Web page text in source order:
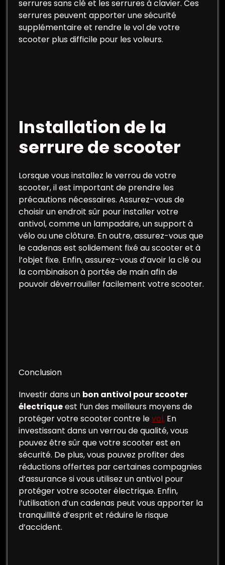
serrures sans clé et les serrures à clavier. Ces
serrures peuvent apporter une sécurité
supplémentaire et rendre le vol de votre
scooter plus difficile pour les voleurs.
Installation de la
serrure de scooter
Lorsque vous installez le verrou de votre
scooter, il est important de prendre les
précautions nécessaires. Assurez-vous de
choisir un endroit sûr pour installer votre
antivol, comme un lampadaire, un support à
vélo ou une clôture. En outre, assurez-vous que
le cadenas est solidement fixé au scooter et à
l’objet fixe. Enfin, assurez-vous d’avoir la clé ou
la combinaison à portée de main afin de
pouvoir déverrouiller facilement votre scooter.
Conclusion
Investir dans un bon antivol pour scooter
électriqueest l’un des meilleurs moyens de
protéger votre scooter contre levol. En
investissant dans un verrou de qualité, vous
pouvez être sûr que votre scooter est en
sécurité. De plus, vous pouvez profiter des
réductions offertes par certaines compagnies
d’assurance si vous utilisez un antivol pour
protéger votre scooter électrique. Enfin,
l’utilisation d’un cadenas peut vous apporter la
tranquillité d’esprit et réduire le risque
d’accident.